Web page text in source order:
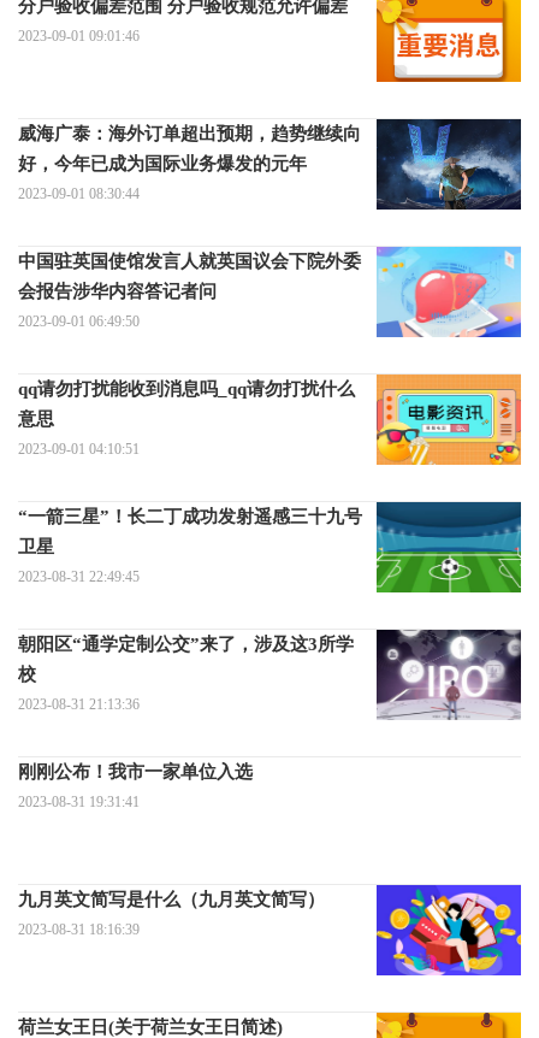
分户验收偏差范围 分户验收规范允许偏差
2023-09-01 09:01:46
威海广泰：海外订单超出预期，趋势继续向
好，今年已成为国际业务爆发的元年
2023-09-01 08:30:44
中国驻英国使馆发言人就英国议会下院外委
会报告涉华内容答记者问
2023-09-01 06:49:50
qq请勿打扰能收到消息吗_qq请勿打扰什么
意思
2023-09-01 04:10:51
“一箭三星”！长二丁成功发射遥感三十九号
卫星
2023-08-31 22:49:45
朝阳区“通学定制公交”来了，涉及这3所学
校
2023-08-31 21:13:36
刚刚公布！我市一家单位入选
2023-08-31 19:31:41
九月英文简写是什么（九月英文简写）
2023-08-31 18:16:39
荷兰女王日(关于荷兰女王日简述)